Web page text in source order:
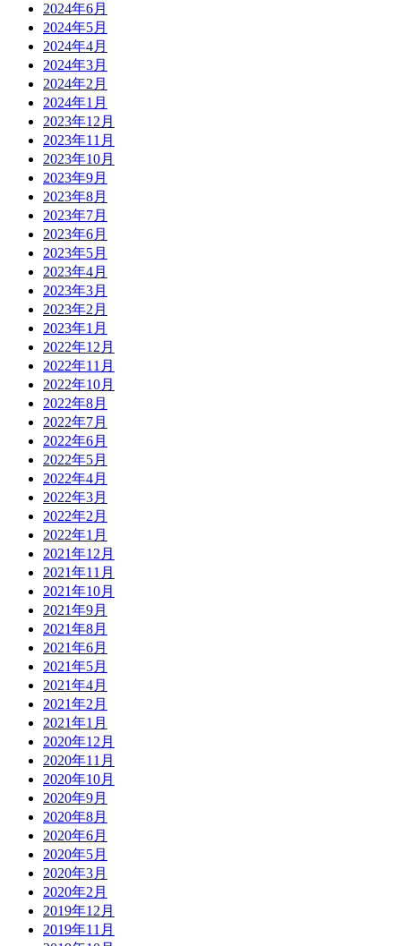
2024年6月
2024年5月
2024年4月
2024年3月
2024年2月
2024年1月
2023年12月
2023年11月
2023年10月
2023年9月
2023年8月
2023年7月
2023年6月
2023年5月
2023年4月
2023年3月
2023年2月
2023年1月
2022年12月
2022年11月
2022年10月
2022年8月
2022年7月
2022年6月
2022年5月
2022年4月
2022年3月
2022年2月
2022年1月
2021年12月
2021年11月
2021年10月
2021年9月
2021年8月
2021年6月
2021年5月
2021年4月
2021年2月
2021年1月
2020年12月
2020年11月
2020年10月
2020年9月
2020年8月
2020年6月
2020年5月
2020年3月
2020年2月
2019年12月
2019年11月